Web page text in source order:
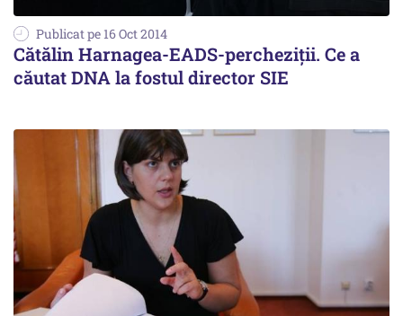
Publicat pe 16 Oct 2014
Cătălin Harnagea-EADS-percheziții. Ce a
căutat DNA la fostul director SIE